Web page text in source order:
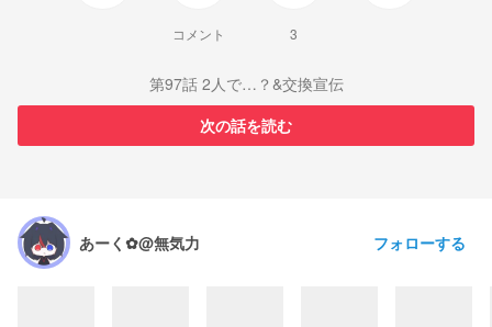
コメント 3
第97話 2人で…？&交換宣伝
次の話を読む
あーく✿@無気力 フォローする